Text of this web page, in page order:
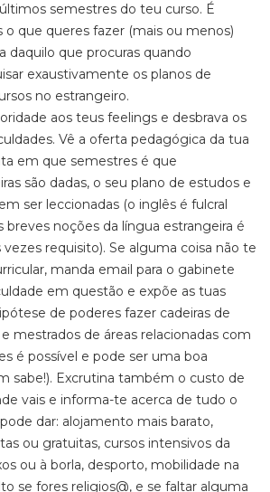
semestres do teu curso. É
que queres fazer (mais ou menos)
daquilo que procuras quando
exaustivamente os planos de
no estrangeiro.
aos teus feelings e desbrava os
Vê a oferta pedagógica da tua
em que semestres é que
são dadas, o seu plano de estudos e
ser leccionadas (o inglês é fulcral
breves noções da língua estrangeira é
vezes requisito). Se alguma coisa não te
manda email para o gabinete
em questão e expõe as tuas
de poderes fazer cadeiras de
mestrados de áreas relacionadas com
é possível e pode ser uma boa
sabe!). Excrutina também o custo de
vais e informa-te acerca de tudo o
dar: alojamento mais barato,
ou gratuitas, cursos intensivos da
ou à borla, desporto, mobilidade na
se fores religios@, e se faltar alguma